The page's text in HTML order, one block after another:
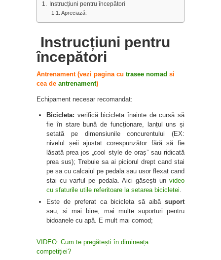
Instrucțiuni pentru începători
Apreciază:
Instrucțiuni pentru
începători
Antrenament (vezi pagina cu trasee nomad si
cea de antrenament)
Echipament necesar recomandat:
Bicicleta: verifică bicicleta înainte de cursă să
fie în stare bună de funcționare, lanțul uns și
setată pe dimensiunile concurentului (EX:
nivelul șeii ajustat corespunzător fără să fie
lăsată prea jos „cool style de oraș” sau ridicată
prea sus); Trebuie sa ai piciorul drept cand stai
pe sa cu calcaiul pe pedala sau usor flexat cand
stai cu varful pe pedala. Aici găsești un video
cu sfaturile utile referitoare la setarea bicicletei.
Este de preferat ca bicicleta să aibă suport
sau, si mai bine, mai multe suporturi pentru
bidoanele cu apă. E mult mai comod;
VIDEO: Cum te pregătești în dimineața
competiției?